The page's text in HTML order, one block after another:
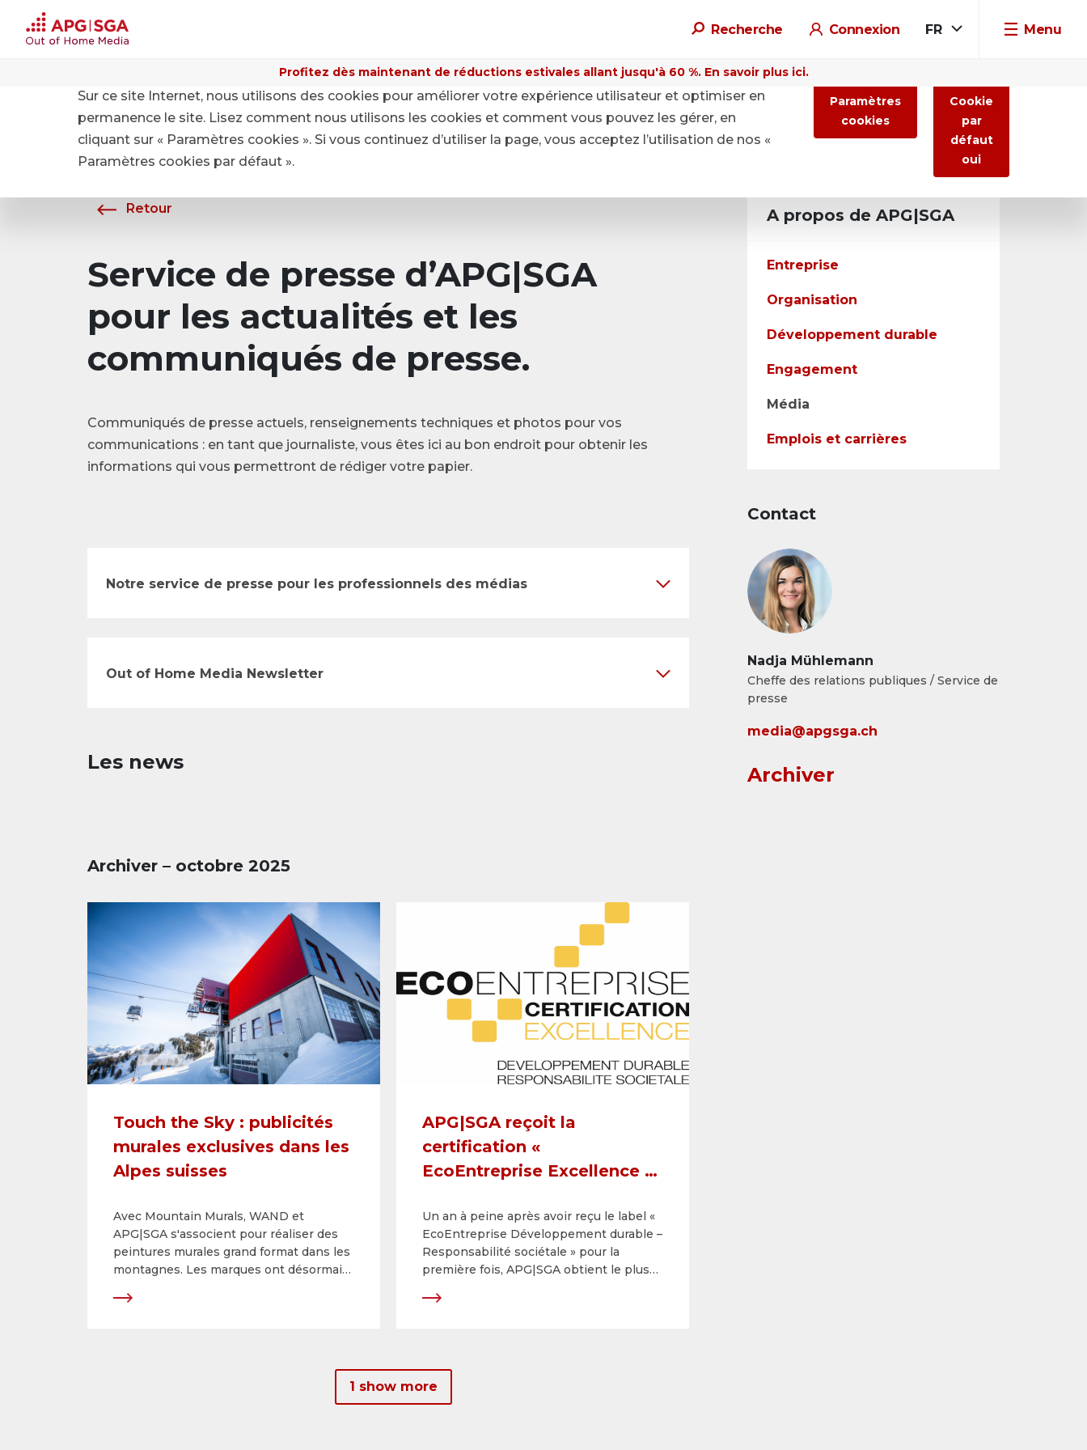
Recherche Connexion FR Menu
Profitez dès maintenant de réductions estivales allant jusqu'à 60 %. En savoir plus ici.
A propos de APG|SGA
Retour
Service de presse d’APG|SGA
pour les actualités et les
communiqués de presse.
Communiqués de presse actuels, renseignements techniques et photos pour vos
communications : en tant que journaliste, vous êtes ici au bon endroit pour obtenir les
informations qui vous permettront de rédiger votre papier.
Notre service de presse pour les professionnels des médias
Out of Home Media Newsletter
Les news
Archiver – octobre 2025
Touch the Sky : publicités
murales exclusives dans les
Alpes suisses
Avec Mountain Murals, WAND et
APG|SGA s'associent pour réaliser des
peintures murales grand format dans les
montagnes. Les marques ont désormais
scène leurs messages de manière
APG|SGA reçoit la
certification «
EcoEntreprise Excellence »
durable et la responsabilité
sociétale
Un an à peine après avoir reçu le label «
EcoEntreprise Développement durable –
Responsabilité sociétale » pour la
première fois, APG|SGA obtient le plus
Excellence », dans le cadre de la
confirmer les performances exemplaires
au plus haut niveau dans les domaines
1 show more
A propos de APG|SGA
Entreprise
Organisation
Développement durable
Engagement
Média
Emplois et carrières
Contact
Nadja Mühlemann
Cheffe des relations publiques / Service de
presse
media@apgsga.ch
Archiver
Sur ce site Internet, nous utilisons des cookies pour améliorer votre expérience utilisateur et optimiser en
permanence le site. Lisez comment nous utilisons les cookies et comment vous pouvez les gérer, en
cliquant sur « Paramètres cookies ». Si vous continuez d’utiliser la page, vous acceptez l’utilisation de nos «
Paramètres cookies par défaut ».
Paramètres
cookies
Cookie
par
défaut
oui